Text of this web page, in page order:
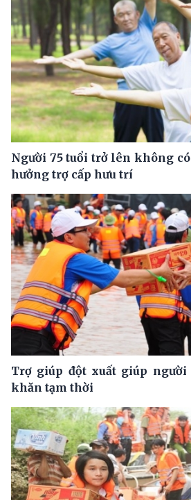
Người 75 tuổi trở lên không
hưởng trợ cấp hưu trí
Trợ giúp đột xuất giúp
khăn tạm thời